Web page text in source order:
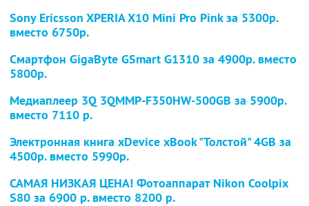
Sony Ericsson XPERIA X10 Mini Pro Pinkза 5300р.
вместо 6750р.
Смартфон GigaByte GSmart G1310 за 4900р. вместо
5800р.
Медиаплеер 3Q 3QMMP-F350HW-500GB за 5900р.
вместо 7110 р.
Электронная книга xDevice xBook "Толстой" 4GB за
4500р. вместо 5990р.
САМАЯ НИЗКАЯ ЦЕНА! Фотоаппарат Nikon Coolpix
S80 за 6900 р. вместо 8200 р.